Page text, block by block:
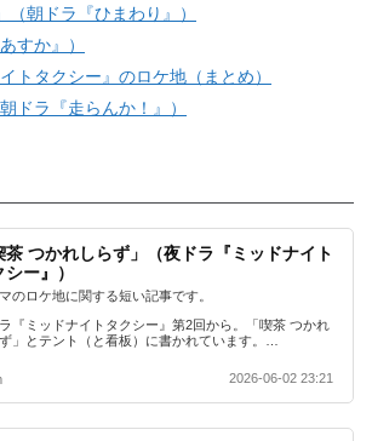
朝ドラ『ひまわり』）
すか』）
トタクシー』のロケ地（まとめ）
ドラ『走らんか！』）
茶 つかれしらず」（夜ドラ『ミッドナイト
シー』）
のロケ地に関する短い記事です。
『ミッドナイトタクシー』第2回から。「喫茶 つかれ
」とテント（と看板）に書かれています。…
2026-06-02 23:21